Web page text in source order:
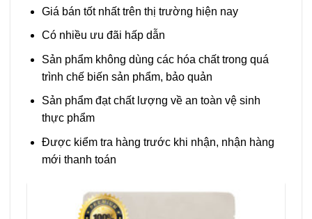
Giá bán tốt nhất trên thị trường hiện nay
Có nhiều ưu đãi hấp dẫn
Sản phẩm không dùng các hóa chất trong quá
trình chế biến sản phẩm, bảo quản
Sản phẩm đạt chất lượng về an toàn vệ sinh
thực phẩm
Được kiểm tra hàng trước khi nhận, nhận hàng
mới thanh toán